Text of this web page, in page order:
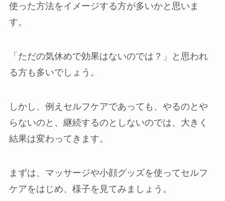
使った方法をイメージする方が多いかと思いま
す。
「ただの気休めで効果はないのでは？」と思われ
る方も多いでしょう。
しかし、例えセルフケアであっても、やるのとや
らないのと、継続するのとしないのでは、大きく
結果は変わってきます。
まずは、マッサージや小顔グッズを使ってセルフ
ケアをはじめ、様子を見てみましょう。